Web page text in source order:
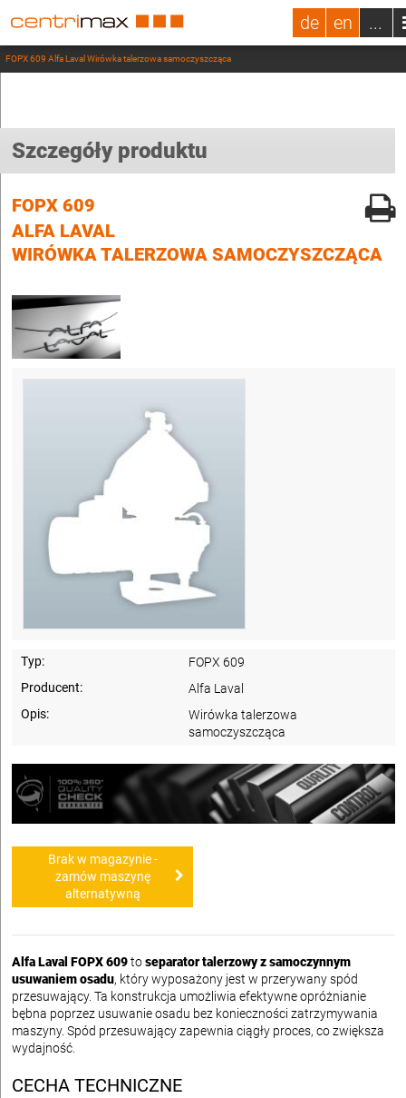
de en ...
FOPX 609 Alfa Laval Wirówka talerzowa samoczyszcząca
Szczegóły produktu
FOPX 609
ALFA LAVAL
WIRÓWKA TALERZOWA SAMOCZYSZCZĄCA
Typ:
FOPX 609
Producent:
Alfa Laval
Opis:
Wirówka talerzowa
samoczyszcząca
Brak w magazynie -
zamów maszynę
alternatywną
Alfa Laval FOPX 609toseparator talerzowy z samoczynnym
usuwaniem osadu, który wyposażony jest w przerywany spód
przesuwający. Ta konstrukcja umożliwia efektywne opróżnianie
bębna poprzez usuwanie osadu bez konieczności zatrzymywania
maszyny. Spód przesuwający zapewnia ciągły proces, co zwiększa
wydajność.
CECHA TECHNICZNE